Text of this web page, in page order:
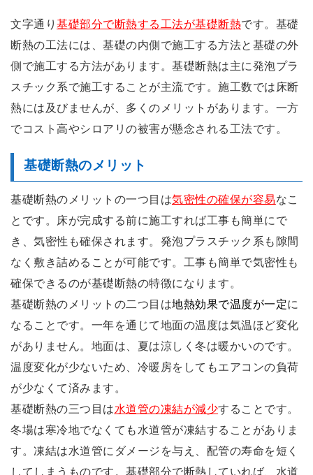
文字通り基礎部分で断熱する工法が基礎断熱です。基礎
断熱の工法には、基礎の内側で施工する方法と基礎の外
側で施工する方法があります。基礎断熱は主に発泡プラ
スチック系で施工することが主流です。施工数では床断
熱には及びませんが、多くのメリットがあります。一方
でコスト高やシロアリの被害が懸念される工法です。
基礎断熱のメリット
基礎断熱のメリットの一つ目は気密性の確保が容易なこ
とです。床が完成する前に施工すれば工事も簡単にで
き、気密性も確保されます。発泡プラスチック系も隙間
なく敷き詰めることが可能です。工事も簡単で気密性も
確保できるのが基礎断熱の特徴になります。
基礎断熱のメリットの二つ目は地熱効果で温度が一定に
なることです。一年を通じて地面の温度は気温ほど変化
がありません。地面は、夏は涼しく冬は暖かいのです。
温度変化が少ないため、冷暖房をしてもエアコンの負荷
が少なくて済みます。
基礎断熱の三つ目は水道管の凍結が減少することです。
冬場は寒冷地でなくても水道管が凍結することがありま
す。凍結は水道管にダメージを与え、配管の寿命を短く
してしまうものです。基礎部分で断熱していれば、水道